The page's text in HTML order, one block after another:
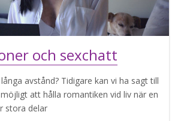
och sexchatt
avstånd? Tidigare kan vi ha sagt till
att hålla romantiken vid liv när en
stora delar